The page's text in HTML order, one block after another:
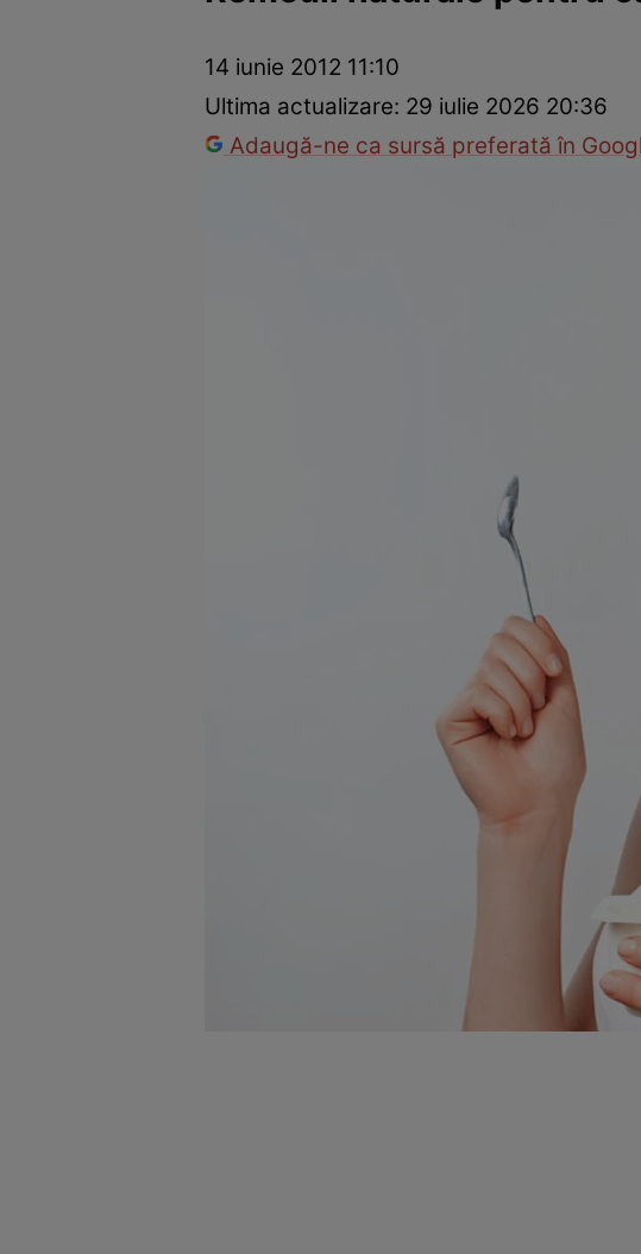
Dezvoltare personalăÎngrijire personalăCasă și grădină
14 iunie 2012 11:10
Ultima actualizare: 29 iulie 2026 20:36
Adaugă-ne ca sursă preferată în